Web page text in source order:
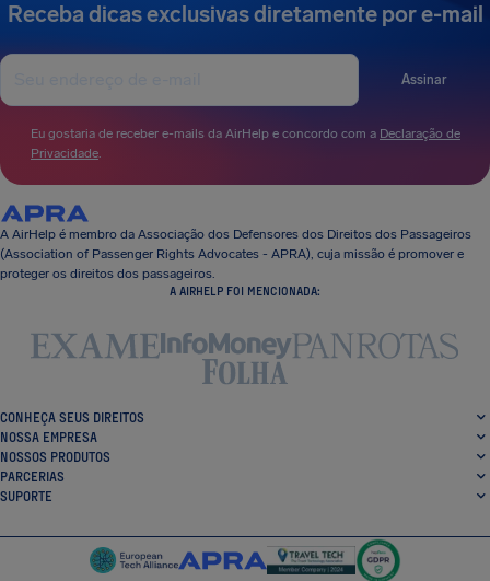
Receba dicas exclusivas diretamente por e-mail
Assinar
Eu gostaria de receber e-mails da AirHelp e concordo com a Declaração de
Privacidade.
A AirHelp é membro da Associação dos Defensores dos Direitos dos Passageiros
(Association of Passenger Rights Advocates - APRA), cuja missão é promover e
proteger os direitos dos passageiros.
A AIRHELP FOI MENCIONADA:
CONHEÇA SEUS DIREITOS
NOSSA EMPRESA
NOSSOS PRODUTOS
PARCERIAS
SUPORTE